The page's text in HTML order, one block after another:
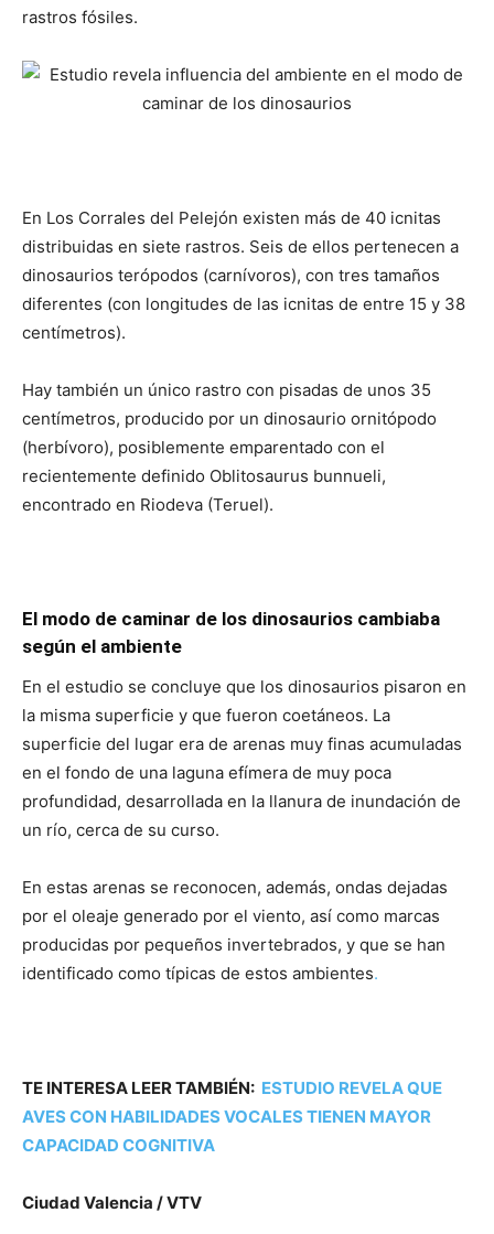
rastros fósiles.
En Los Corrales del Pelejón existen más de 40 icnitas
distribuidas en siete rastros. Seis de ellos pertenecen a
dinosaurios terópodos (carnívoros), con tres tamaños
diferentes (con longitudes de las icnitas de entre 15 y 38
centímetros).
Hay también un único rastro con pisadas de unos 35
centímetros, producido por un dinosaurio ornitópodo
(herbívoro), posiblemente emparentado con el
recientemente definido Oblitosaurus bunnueli,
encontrado en Riodeva (Teruel).
El modo de caminar de los dinosaurios cambiaba
según el ambiente
En el estudio se concluye que los dinosaurios pisaron en
la misma superficie y que fueron coetáneos. La
superficie del lugar era de arenas muy finas acumuladas
en el fondo de una laguna efímera de muy poca
profundidad, desarrollada en la llanura de inundación de
un río, cerca de su curso.
En estas arenas se reconocen, además, ondas dejadas
por el oleaje generado por el viento, así como marcas
producidas por pequeños invertebrados, y que se han
identificado como típicas de estos ambientes.
TE INTERESA LEER TAMBIÉN: ESTUDIO REVELA QUE
AVES CON HABILIDADES VOCALES TIENEN MAYOR
CAPACIDAD COGNITIVA
Ciudad Valencia / VTV